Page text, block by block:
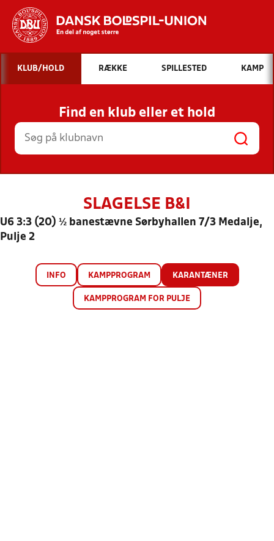
Hvad vil du søge efter?
INDHOLD OG NYHEDER
STILLINGER, RESULTATER, KLUBBER OG
HOLD
KLUB/HOLD RÆKKE SPILLESTED KAMP
Find en klub eller et hold
SLAGELSE B&I
U6 3:3 (20) ½ banestævne Sørbyhallen 7/3 Medalje,
Pulje 2
INFO KAMPPROGRAM KARANTÆNER
KAMPPROGRAM FOR PULJE